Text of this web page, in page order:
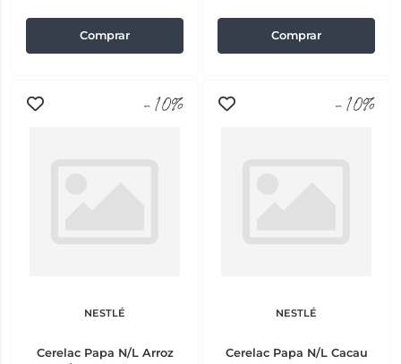
Comprar Comprar
-10%
NESTLÉ
Cerelac Papa N/L Arroz
-10%
NESTLÉ
Cerelac Papa N/L Cacau